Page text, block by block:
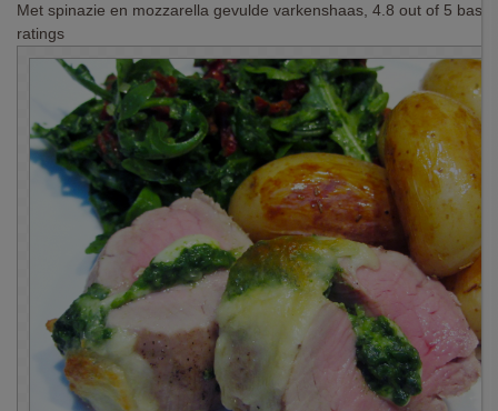
Met spinazie en mozzarella gevulde varkenshaas 4.8 out of 5
ratings